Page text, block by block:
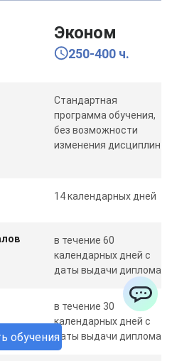
обучения
Эконом
250-400 ч.
Стандартная
программа обучения,
без возможности
изменения дисциплин
14 календарных дней
в течение 60
календарных дней с
даты выдачи диплома
в течение 30
календарных дней с
даты выдачи диплома
ChatApp